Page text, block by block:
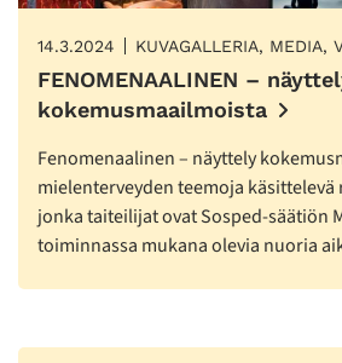
14.3.2024 KUVAGALLERIA, MEDIA,
FENOMENAALINEN –
kokemusmaailmoista
Fenomenaalinen – näyttely
mielenterveyden teemoja käsittelevä
jonka taiteilijat ovat Sosped-säätiön
toiminnassa mukana olevia nuoria